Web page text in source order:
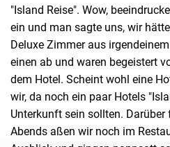
"Island Reise". Wow,
ein und man sagte uns, wir
Deluxe Zimmer aus
einen ab und waren begeistert
dem Hotel. Scheint wohl eine
wir, da noch ein paar Hotels
Unterkunft sein sollten. Darüber
Abends aßen wir noch im